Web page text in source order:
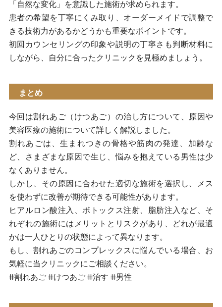
「自然な変化」を意識した施術が求められます。
患者の希望を丁寧にくみ取り、オーダーメイドで調整で
きる技術力があるかどうかも重要なポイントです。
初回カウンセリングの印象や説明の丁寧さも判断材料に
しながら、自分に合ったクリニックを見極めましょう。
まとめ
今回は割れあご（けつあご）の治し方について、原因や
美容医療の施術について詳しく解説しました。
割れあごは、生まれつきの骨格や筋肉の発達、加齢な
ど、さまざまな原因で生じ、悩みを抱えている男性は少
なくありません。
しかし、その原因に合わせた適切な施術を選択し、メス
を使わずに改善が期待できる可能性があります。
ヒアルロン酸注入、ボトックス注射、脂肪注入など、そ
れぞれの施術にはメリットとリスクがあり、どれが最適
かは一人ひとりの状態によって異なります。
もし、割れあごのコンプレックスに悩んでいる場合、お
気軽に当クリニックにご相談ください。
#割れあご #けつあご #治す #男性